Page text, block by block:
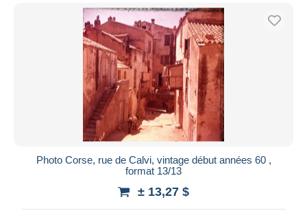
Photo Corse, rue de Calvi, vintage début années 60 ,
format 13/13
± 13,27 $